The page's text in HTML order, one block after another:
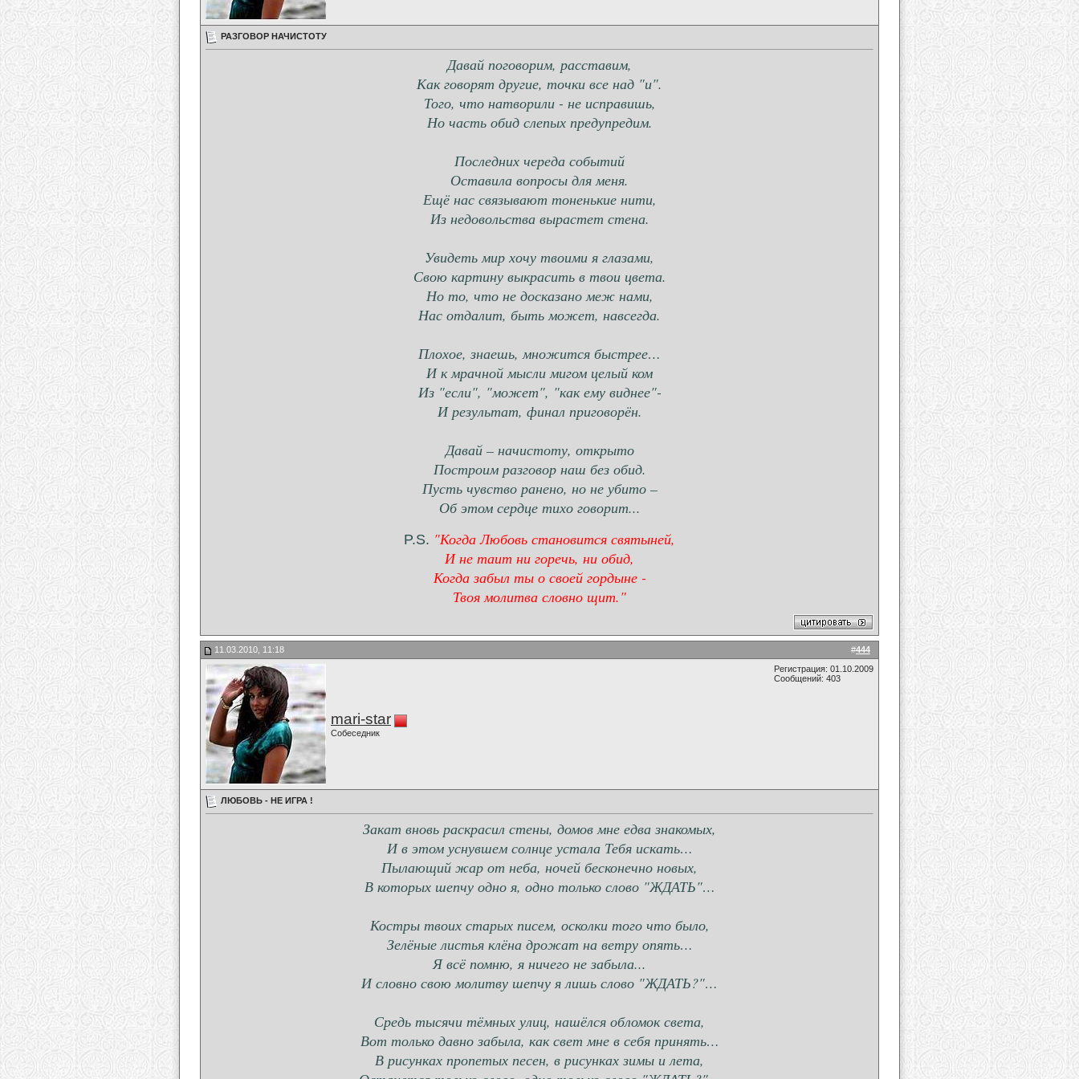
РАЗГОВОР НАЧИСТОТУ
Давай поговорим, расставим,
Как говорят другие, точки все над "и".
Того, что натворили - не исправишь,
Но часть обид слепых предупредим.
Последних череда событий
Оставила вопросы для меня.
Ещё нас связывают тоненькие нити,
Из недовольства вырастет стена.
Увидеть мир хочу твоими я глазами,
Свою картину выкрасить в твои цвета.
Но то, что не досказано меж нами,
Нас отдалит, быть может, навсегда.
Плохое, знаешь, множится быстрее…
И к мрачной мысли мигом целый ком
Из "если", "может", "как ему виднее"-
И результат, финал приговорён.
Давай – начистоту, открыто
Построим разговор наш без обид.
Пусть чувство ранено, но не убито –
Об этом сердце тихо говорит...
P.S. "Когда Любовь становится святыней,
И не таит ни горечь, ни обид,
Когда забыл ты о своей гордыне -
Твоя молитва словно щит."
#444
11.03.2010, 11:18
mari-star
Собеседник
Регистрация: 01.10.2009
Сообщений: 403
ЛЮБОВЬ - НЕ ИГРА !
Закат вновь раскрасил стены, домов мне едва знакомых,
И в этом уснувшем солнце устала Тебя искать…
Пылающий жар от неба, ночей бесконечно новых,
В которых шепчу одно я, одно только слово "ЖДАТЬ"…
Костры твоих старых писем, осколки того что было,
Зелёные листья клёна дрожат на ветру опять…
Я всё помню, я ничего не забыла...
И словно свою молитву шепчу я лишь слово "ЖДАТЬ?"…
Средь тысячи тёмных улиц, нашёлся обломок света,
Вот только давно забыла, как свет мне в себя принять…
В рисунках пропетых песен, в рисунках зимы и лета,